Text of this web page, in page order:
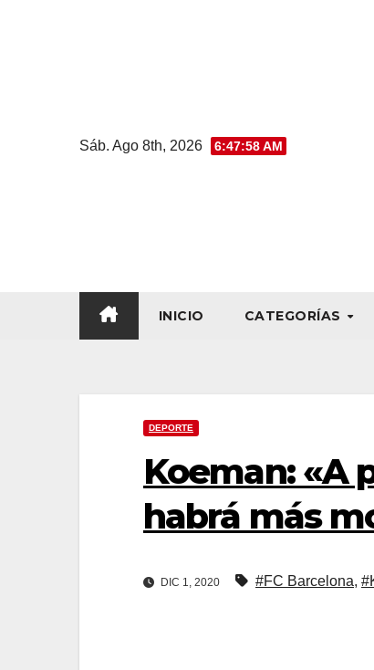
Sáb. Ago 8th, 2026 6:47:59 AM
INICIO CATEGORÍAS
DEPORTE
Koeman: «A
habrá más
DIC 1, 2020 #FC Barcelona,